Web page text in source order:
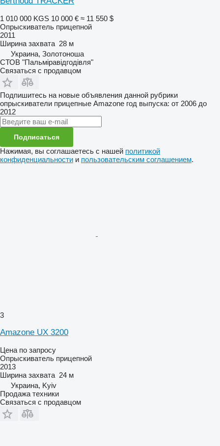
1 010 000 KGS 10 000 € ≈ 11 550 $
Опрыскиватель прицепной
2011
Ширина захвата 28 м
Украина, Золотоноша
СТОВ "Пальміравідгодівля"
Связаться с продавцом
Подпишитесь на новые объявления данной рубрики
опрыскиватели прицепные Amazone год выпуска: от 2006 до
2012
Подписаться
Нажимая, вы соглашаетесь с нашей политикой
конфиденциальности и пользовательским соглашением.
3
Amazone UX 3200
Цена по запросу
Опрыскиватель прицепной
2013
Ширина захвата 24 м
Украина, Kyiv
Продажа техники
Связаться с продавцом